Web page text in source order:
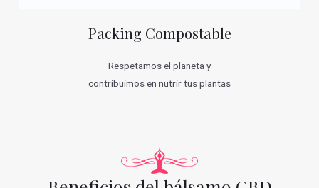
Packing Compostable
Respetamos el planeta y
contribuimos en nutrir tus plantas